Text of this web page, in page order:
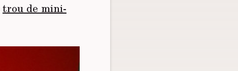
trou de mini-